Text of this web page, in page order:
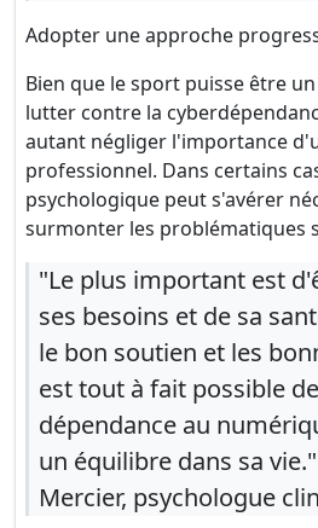
Adopter une approche
Bien que le sport puisse être
lutter contre la
autant négliger l'importance
professionnel. Dans certains
psychologique peut s'avérer
surmonter les problématiques
"Le plus important est
ses besoins et de sa
le bon soutien et les
est tout à fait possible
dépendance au
un équilibre dans sa
Mercier, psychologue